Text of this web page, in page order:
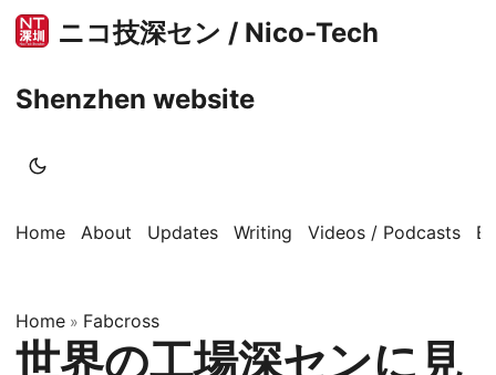
ニコ技深セン / Nico-Tech
Shenzhen website
Home About Updates Writing Videos / Podcasts
Home » Fabcross
世界の工場深センに見